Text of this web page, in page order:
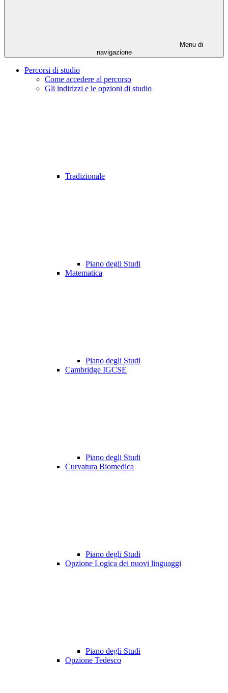
Menu di
navigazione
Percorsi di studio
Come accedere al percorso
Gli indirizzi e le opzioni di studio
Tradizionale
Piano degli Studi
Matematica
Piano degli Studi
Cambridge IGCSE
Piano degli Studi
Curvatura Biomedica
Piano degli Studi
Opzione Logica dei nuovi linguaggi
Piano degli Studi
Opzione Tedesco